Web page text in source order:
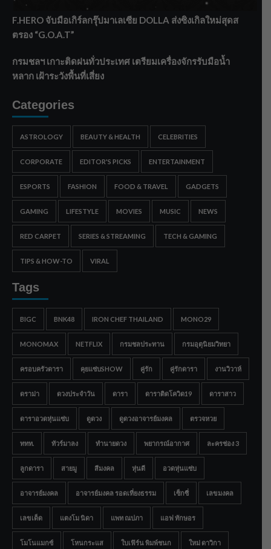
F.HERO จับมือเกิร์ลกรุ๊ปมาเลเซีย DOLLA ส่งซิงเกิลใหม่สุดส
ตรอง “G.O.A.T”
กรมชลฯ เกาะติดฝนทั่วประเทศ เตรียมเครื่องจักรรับมือน้ำ
หลาก เฝ้าระวังพื้นที่เสี่ยง
Categories
ASTROLOGY BEAUTY & HEALTH CELEBRITIES
CORPORATE EDITOR'S PICKS ENTERTAINMENT
ESPORTS FASHION FOOD & TRAVEL GADGETS
GAMING LIFESTYLE MOVIES MUSIC NEWS
RED CARPET SERIES & STREAMING TECH & GAMING
TIPS & HOW-TO VIRAL
Tags
BIGC BNK48 IRON CHEF THAILAND MONO29
MONOMAX NETFLIX กรมชลประทาน กรมอุตุนิยมวิทยา
ครอบครัวดารา คุยแซ่บSHOW คู่รัก คู่รักดารา งานวิวาห์
ดราม่า ดวงประจำวัน ดารา ดาราติดโควิด19 ดาราสาว
ดาราอวดหุ่นแซ่บ ดูดวง ดูดวงอาจารย์มงคล ตรวจหวย
ททท. ทัวร์มาลง ทำนายดวง พยากรณ์อากาศ ละครช่อง 3
ลูกดารา สายมู สีมงคล หุ่นดี อวดหุ่นแซ่บ
อาจารย์มงคล อาจารย์มงคล รอดเที่ยงธรรม เซ็กซี่ เลขมงคล
เลขเด็ด แตงโม นิดา แพท ณปภา แอฟ ทักษอร
โมโนแมกซ์ โหนกระแส ใบเฟิร์น พิมพ์ชนก ใหม่ ดาวิกา